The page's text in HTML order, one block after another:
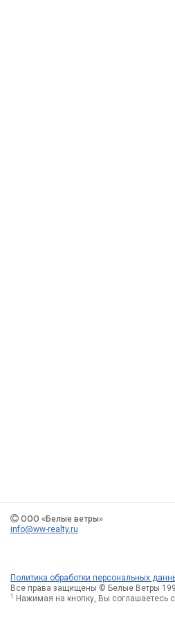
ООО «Белые ветры»
info@ww-realty.ru
Политика обработки персональных
Все права защищены © Белые Ветры
1 Нажимая на кнопку, Вы соглашаетесь